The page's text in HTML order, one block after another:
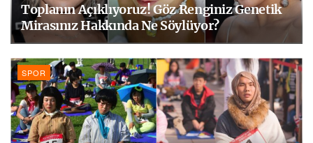
Toplanın Açıklıyoruz! Göz Renginiz Genetik
Mirasınız Hakkında Ne Söylüyor?
SPOR